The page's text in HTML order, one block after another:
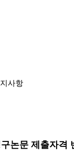
사항
논문 제출자격